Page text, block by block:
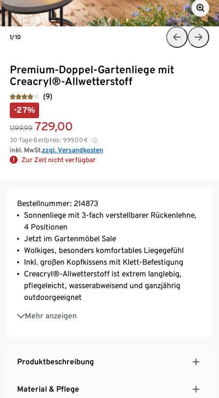
Premium-Doppel-Gartenliege mit
Creacryl®-Allwetterstoff
(9)
-27%
1.199,99 729,00
30-Tage-Bestpreis: 999,00 €
inkl. MwSt.zzgl. Versandkosten
Zur Zeit nicht verfügbar
1/10
Bestellnummer: 214873
Sonnenliege mit 3-fach verstellbarer Rückenlehne,
4 Positionen
Jetzt im Gartenmöbel Sale
Wolkiges, besonders komfortables Liegegefühl
Inkl. großen Kopfkissens mit Klett-Befestigung
Creacryl®-Allwetterstoff ist extrem langlebig,
pflegeleicht, wasserabweisend und ganzjährig
outdoorgeeignet
Mehr anzeigen
Creacryl®-Kissenbezug abziehbar und bei 30 °C
UV- und witterungsbeständig
Produktbeschreibung
Material & Pflege